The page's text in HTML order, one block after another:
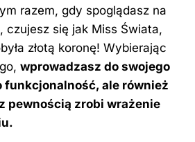
razem, gdy spoglądasz na
czujesz się jak Miss Świata,
złotą koronę! Wybierając
wprowadzasz do swojego
funkcjonalność, ale również
pewnością zrobi wrażenie